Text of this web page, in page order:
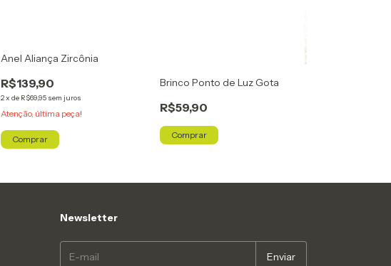
Anel Aliança Zircônia
R$139,90
2xde R$69,95 sem juros
Atenção, última peça!
Comprar
Brinco Ponto de Luz Gota
R$59,90
Comprar
Newsletter